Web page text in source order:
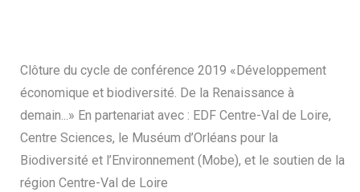
Clôture du cycle de conférence 2019 «Développement
économique et biodiversité. De la Renaissance à
demain...» En partenariat avec : EDF Centre-Val de Loire,
Centre Sciences, le Muséum d’Orléans pour la
Biodiversité et l’Environnement (Mobe), et le soutien de la
région Centre-Val de Loire